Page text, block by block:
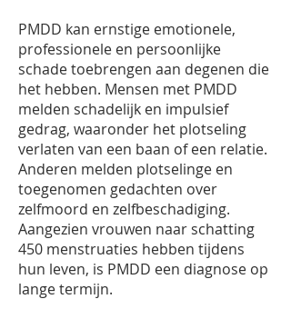
PMDD kan ernstige emotionele,
professionele en persoonlijke
schade toebrengen aan degenen die
het hebben. Mensen met PMDD
melden schadelijk en impulsief
gedrag, waaronder het plotseling
verlaten van een baan of een relatie.
Anderen melden plotselinge en
toegenomen gedachten over
zelfmoord en zelfbeschadiging.
Aangezien vrouwen naar schatting
450 menstruaties hebben tijdens
hun leven, is PMDD een diagnose op
lange termijn.